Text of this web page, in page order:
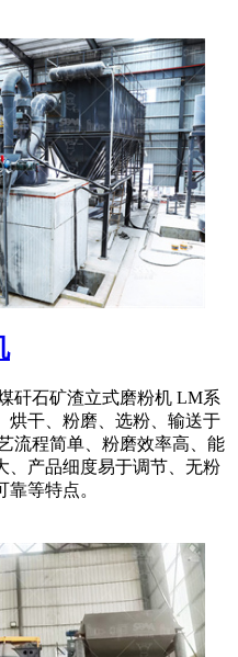
矸石矿渣立式磨粉机 LM系
烘干、粉磨、选粉、输送于
流程简单、粉磨效率高、能
、产品细度易于调节、无粉
等特点。